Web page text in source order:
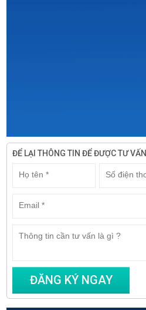
ĐỂ LẠI THÔNG TIN ĐỂ ĐƯỢC TƯ VẤN